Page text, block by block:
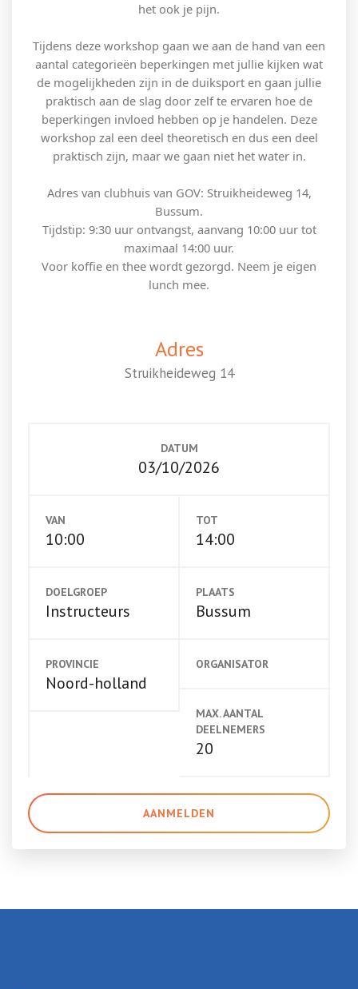
het ook je pijn.
Tijdens deze workshop gaan we aan de hand van een
aantal categorieën beperkingen met jullie kijken wat
de mogelijkheden zijn in de duiksport en gaan jullie
praktisch aan de slag door zelf te ervaren hoe de
beperkingen invloed hebben op je handelen. Deze
workshop zal een deel theoretisch en dus een deel
praktisch zijn, maar we gaan niet het water in.
Adres van clubhuis van GOV: Struikheideweg 14,
Bussum.
Tijdstip: 9:30 uur ontvangst, aanvang 10:00 uur tot
maximaal 14:00 uur.
Voor koffie en thee wordt gezorgd. Neem je eigen
lunch mee.
Adres
Struikheideweg 14
DATUM
03/10/2026
VAN
10:00
TOT
14:00
DOELGROEP
Instructeurs
PLAATS
Bussum
PROVINCIE
Noord-holland
ORGANISATOR
MAX. AANTAL
DEELNEMERS
20
AANMELDEN